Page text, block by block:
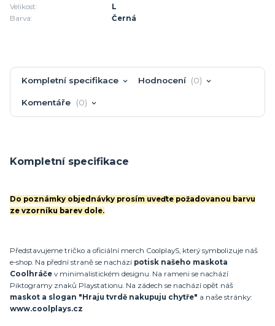
Velikost:
L
Barva:
Černá
Kompletní specifikace Hodnocení 0
Komentáře 0
Kompletní specifikace
Do poznámky objednávky prosím uveďte požadovanou barvu
ze vzorníku barev dole.
Představujeme tričko a oficiální merch CoolplayS, který symbolizuje náš
e-shop. Na přední straně se nachází potisk našeho maskota
Coolhráče v minimalistickém designu. Na rameni se nachází
Piktogramy znaků Playstationu. Na zádech se nachází opět náš
maskot a slogan "Hraju tvrdě nakupuju chytře" a naše stránky:
www.coolplays.cz